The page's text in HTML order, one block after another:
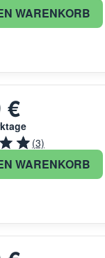
WARENKORB
€
(3)
WARENKORB